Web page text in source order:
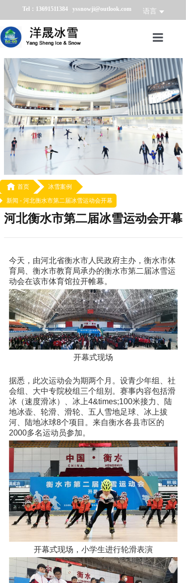
Tel：13691511384 yssnowji@outlook.com 语言
首页
冰雪产品
冰雪业务
冰雪案例
冰雪新闻
 首页
冰雪案例
新闻 - 河北衡水市第二届冰雪运动会开幕
河北衡水市第二届冰雪运动会开幕
今天，由河北省衡水市人民政府主办，衡水市体
育局、衡水市教育局承办的衡水市第二届冰雪运
动会在该市体育馆拉开帷幕。
开幕式现场
据悉，此次运动会为期两个月。设青少年组、社
会组、大中专院校组三个组别。赛事内容包括滑
冰（速度滑冰）、冰上4&times;100米接力、陆
地冰壶、轮滑、滑轮、五人雪地足球、冰上拔
河、陆地冰球8个项目。来自衡水各县市区的
2000多名运动员参加。
开幕式现场，小学生进行轮滑表演